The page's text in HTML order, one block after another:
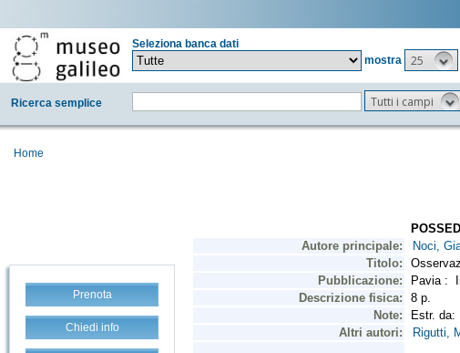
Seleziona banca dati
mostra
25
Ricerca semplice Tutti i campi
Home
Prenota
Chiedi info